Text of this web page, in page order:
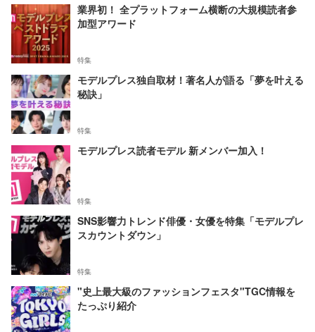
業界初！ 全プラットフォーム横断の大規模読者参
加型アワード
特集
モデルプレス独自取材！著名人が語る「夢を叶える
秘訣」
特集
モデルプレス読者モデル 新メンバー加入！
特集
SNS影響力トレンド俳優・女優を特集「モデルプレ
スカウントダウン」
特集
"史上最大級のファッションフェスタ"TGC情報を
たっぷり紹介